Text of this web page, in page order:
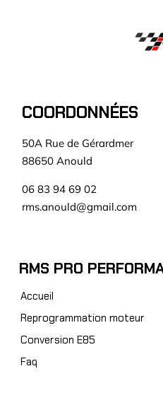
COORDONNÉES
50A Rue de Gérardmer
88650 Anould
06 83 94 69 02
rms.anould@gmail.com
RMS PRO
Accueil
Reprogrammation moteur
Conversion E85
Faq